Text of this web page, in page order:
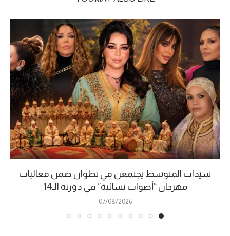
سيدات المتوسط يجتمعن في تطوان ضمن فعاليات
مهرجان “أصوات نسائية” في دورته الـ14
07/08/2026